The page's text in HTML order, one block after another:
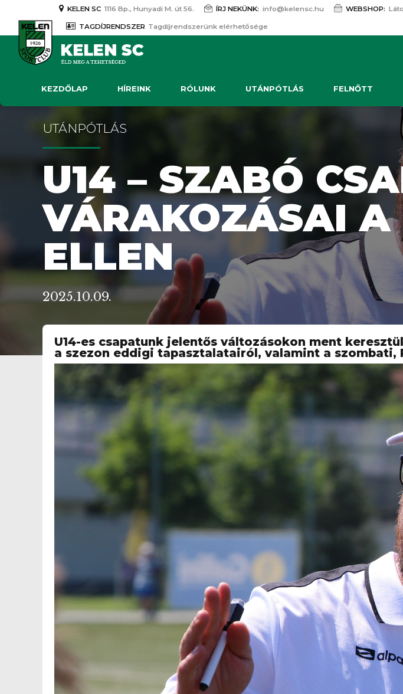
KELEN SC 1116 Bp., Hunyadi M. út 56. ÍRJ NEKÜNK: info@kelensc.hu WEBSHOP:
TAGDÍJRENDSZER Tagdíjrendszerünk elérhetősége
KEZDŐLAP HÍREINK RÓLUNK UTÁNPÓTLÁS FELNŐTT
UTÁNPÓTLÁS
U14 – SZABÓ
VÁRAKOZÁSAI A
ELLEN
2025.10.09.
U14-es csapatunk jelentős változásokon ment
a szezon eddigi tapasztalatairól, valamint a szombati,